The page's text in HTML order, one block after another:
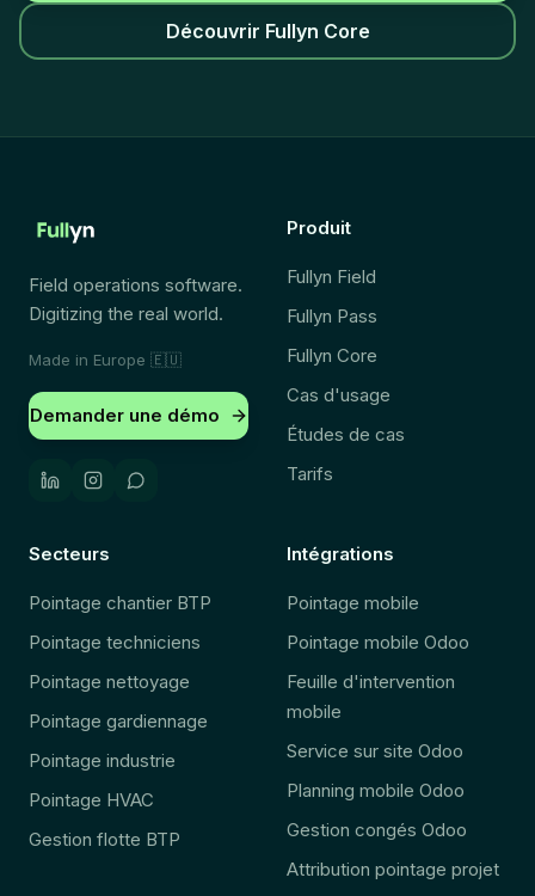
Découvrir Fullyn Core
Field operations software.
Digitizing the real world.
Made in Europe 🇪🇺
Demander une démo
Produit
Fullyn Field
Fullyn Pass
Fullyn Core
Cas d'usage
Études de cas
Tarifs
Secteurs
Pointage chantier BTP
Pointage techniciens
Pointage nettoyage
Pointage gardiennage
Pointage industrie
Pointage HVAC
Gestion flotte BTP
Intégrations
Pointage mobile
Pointage mobile Odoo
Feuille d'intervention
mobile
Service sur site Odoo
Planning mobile Odoo
Gestion congés Odoo
Attribution pointage projet